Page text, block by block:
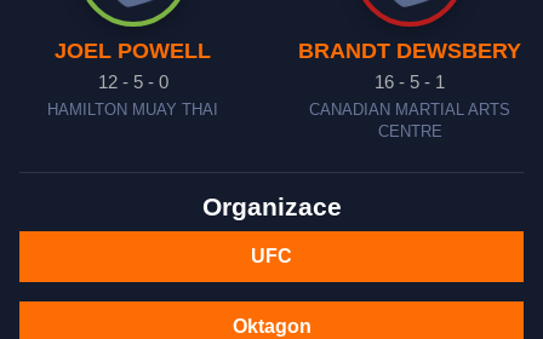
JOEL POWELL
12 - 5 - 0
HAMILTON MUAY THAI
BRANDT DEWSBERY
16 - 5 - 1
CANADIAN MARTIAL ARTS
CENTRE
Organizace
UFC
Oktagon